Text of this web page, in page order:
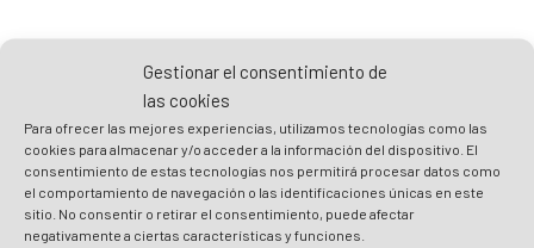
Gestionar el consentimiento de
las cookies
Para ofrecer las mejores experiencias, utilizamos tecnologías como las
cookies para almacenar y/o acceder a la información del dispositivo. El
consentimiento de estas tecnologías nos permitirá procesar datos como
el comportamiento de navegación o las identificaciones únicas en este
sitio. No consentir o retirar el consentimiento, puede afectar
negativamente a ciertas características y funciones.
Practicar un turismo responsable es
cuidar Plentzia